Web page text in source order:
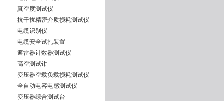
真空度测试仪
抗干扰精密介质损耗测试仪
电缆识别仪
电缆安全试扎装置
避雷器计数器测试仪
高空测试钳
变压器空载负载损耗测试仪
全自动电容电感测试仪
变压器综合测试台